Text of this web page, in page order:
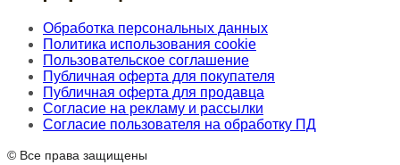
Обработка персональных данных
Политика использования cookie
Пользовательское соглашение
Публичная оферта для покупателя
Публичная оферта для продавца
Согласие на рекламу и рассылки
Согласие пользователя на обработку ПД
© Все права защищены